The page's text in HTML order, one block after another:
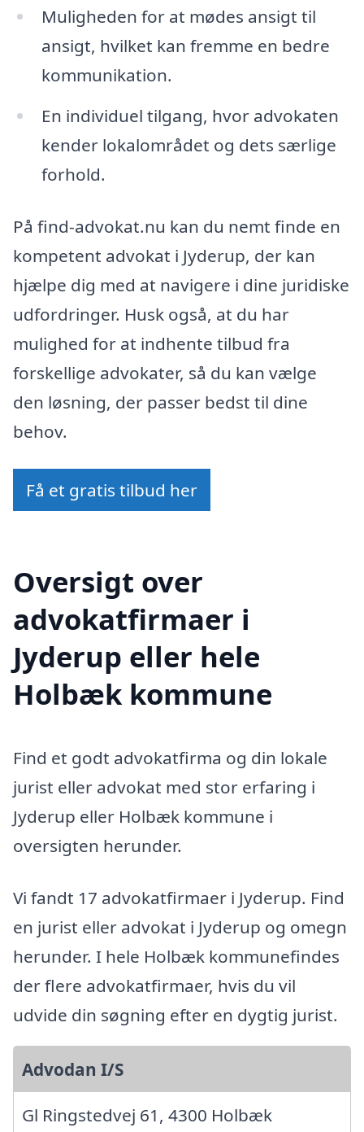
Muligheden for at mødes ansigt til
ansigt, hvilket kan fremme en bedre
kommunikation.
En individuel tilgang, hvor advokaten
kender lokalområdet og dets særlige
forhold.
På find-advokat.nu kan du nemt finde en
kompetent advokat i Jyderup, der kan
hjælpe dig med at navigere i dine juridiske
udfordringer. Husk også, at du har
mulighed for at indhente tilbud fra
forskellige advokater, så du kan vælge
den løsning, der passer bedst til dine
behov.
Få et gratis tilbud her
Oversigt over
advokatfirmaer i
Jyderup eller hele
Holbæk kommune
Find et godt advokatfirma og din lokale
jurist eller advokat med stor erfaring i
Jyderup eller Holbæk kommune i
oversigten herunder.
Vi fandt 17 advokatfirmaer i Jyderup. Find
en jurist eller advokat i Jyderup og omegn
herunder. I hele Holbæk kommunefindes
der flere advokatfirmaer, hvis du vil
udvide din søgning efter en dygtig jurist.
Advodan I/S
Gl Ringstedvej 61, 4300 Holbæk